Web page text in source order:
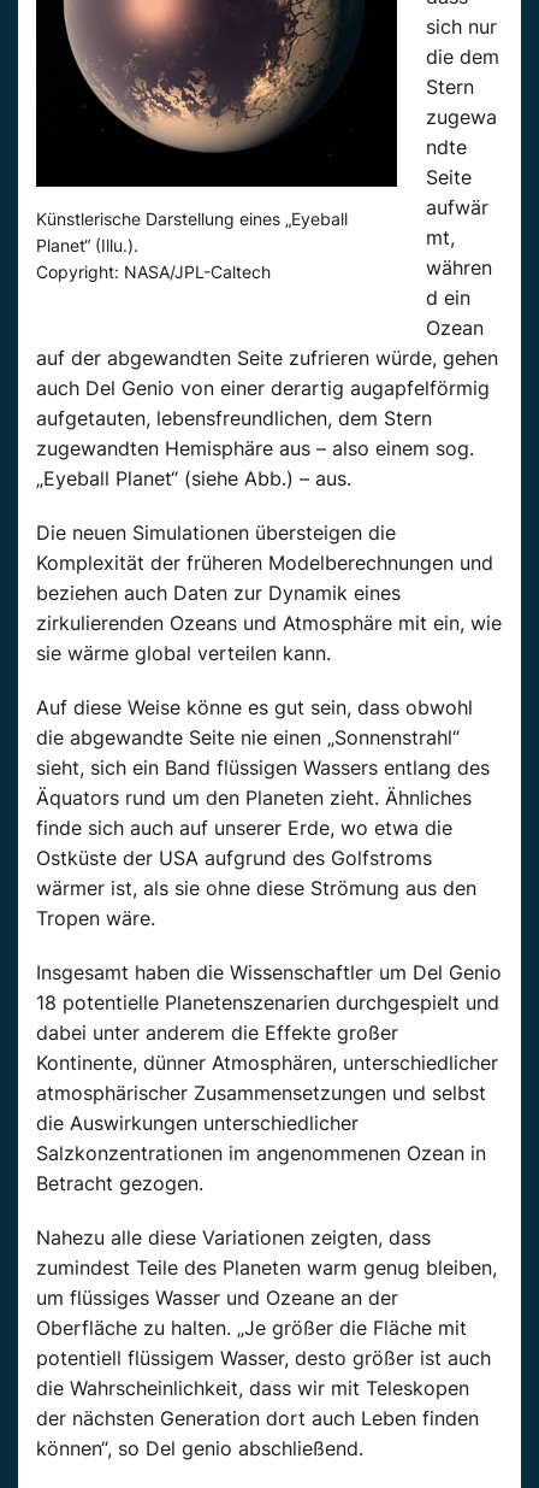
Künstlerische Darstellung eines „Eyeball
Planet“ (Illu.).
Copyright: NASA/JPL-Caltech
sich nur
die dem
Stern
zugewa
ndte
Seite
aufwär
mt,
währen
d ein
Ozean
auf der abgewandten Seite zufrieren würde, gehen
auch Del Genio von einer derartig augapfelförmig
aufgetauten, lebensfreundlichen, dem Stern
zugewandten Hemisphäre aus – also einem sog.
„Eyeball Planet“ (siehe Abb.) – aus.
Die neuen Simulationen übersteigen die
Komplexität der früheren Modelberechnungen und
beziehen auch Daten zur Dynamik eines
zirkulierenden Ozeans und Atmosphäre mit ein, wie
sie wärme global verteilen kann.
Auf diese Weise könne es gut sein, dass obwohl
die abgewandte Seite nie einen „Sonnenstrahl“
sieht, sich ein Band flüssigen Wassers entlang des
Äquators rund um den Planeten zieht. Ähnliches
finde sich auch auf unserer Erde, wo etwa die
Ostküste der USA aufgrund des Golfstroms
wärmer ist, als sie ohne diese Strömung aus den
Tropen wäre.
Insgesamt haben die Wissenschaftler um Del Genio
18 potentielle Planetenszenarien durchgespielt und
dabei unter anderem die Effekte großer
Kontinente, dünner Atmosphären, unterschiedlicher
atmosphärischer Zusammensetzungen und selbst
die Auswirkungen unterschiedlicher
Salzkonzentrationen im angenommenen Ozean in
Betracht gezogen.
Nahezu alle diese Variationen zeigten, dass
zumindest Teile des Planeten warm genug bleiben,
um flüssiges Wasser und Ozeane an der
Oberfläche zu halten. „Je größer die Fläche mit
potentiell flüssigem Wasser, desto größer ist auch
die Wahrscheinlichkeit, dass wir mit Teleskopen
der nächsten Generation dort auch Leben finden
können“, so Del genio abschließend.